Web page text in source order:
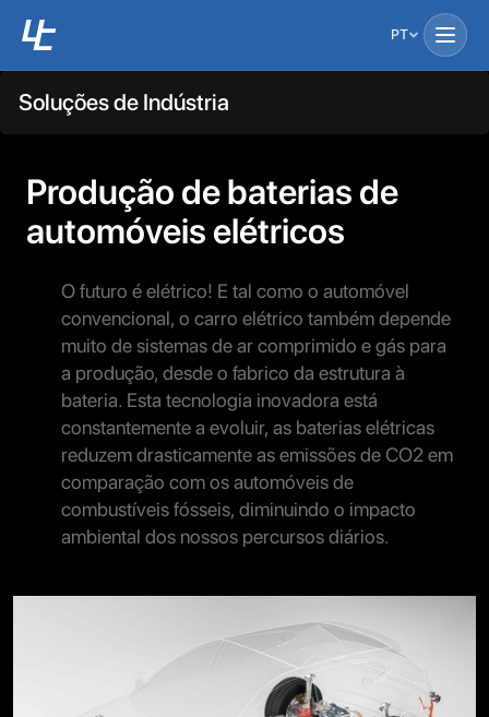
PT
Soluções de Indústria
Produção de baterias de
automóveis elétricos
O futuro é elétrico! E tal como o automóvel
convencional, o carro elétrico também depende
muito de sistemas de ar comprimido e gás para
a produção, desde o fabrico da estrutura à
bateria. Esta tecnologia inovadora está
constantemente a evoluir, as baterias elétricas
reduzem drasticamente as emissões de CO2 em
comparação com os automóveis de
combustíveis fósseis, diminuindo o impacto
ambiental dos nossos percursos diários.